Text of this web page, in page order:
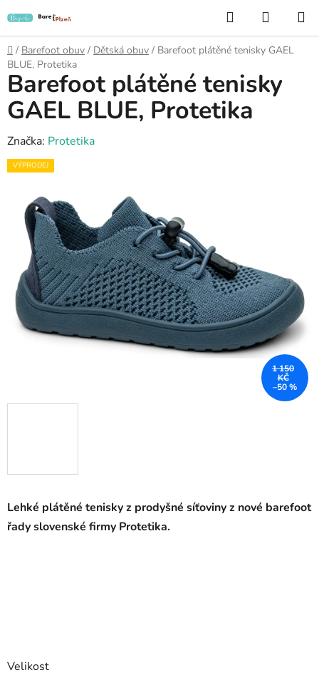
na
obsah
Hledat
KOŠÍK
Domů
/ Barefoot obuv / Dětská obuv / Barefoot plátěné tenisky GAEL
BLUE, Protetika
Lehké plátěné teniskyz prodyšné síťoviny z nové barefoot
řady slovenské firmy Protetika.
Velikost
Barefoot plátěné tenisky
GAEL BLUE, Protetika
Značka: Protetika
VÝPRODEJ
1 150
KČ
–50 %